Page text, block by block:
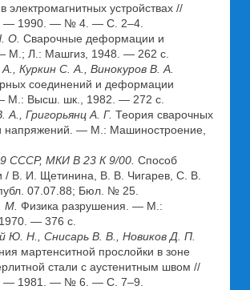
электромагнитных устройствах //
— 1990. — № 4. — С. 2–4.
О. Сварочные деформации и
М.; Л.: Машгиз, 1948. — 262 с.
Куркин С. А., Винокуров В. А.
соединений и деформации
М.: Высш. шк., 1982. — 272 с.
А., Григорьянц А. Г. Теория сварочных
напряжений. — М.: Машиностроение,
СССР, МКИ В 23 К 9/00. Способ
/ В. И. Щетинина, В. В. Чигарев, С. В.
07.07.88; Бюл. № 25.
М. Физика разрушения. — М.:
— 376 с.
Ю. Н., Снисарь В. В., Новиков Д. П.
мартенситной прослойки в зоне
стали с аустенитным швом //
— 1981. — № 6. — С. 7–9.